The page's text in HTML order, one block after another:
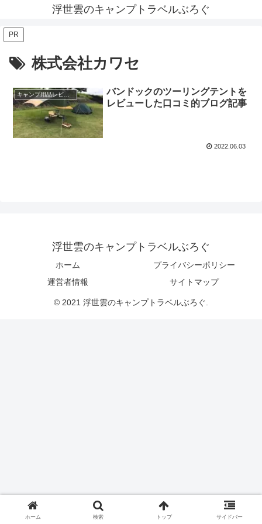
浮世雲のキャンプトラベルぶろぐ
PR
株式会社カワセ
キャンプ用品レビュー
バンドックのツーリングテントを
レビューした口コミ的ブログ記事
2022.06.03
浮世雲のキャンプトラベルぶろぐ
ホーム
プライバシーポリシー
運営者情報
サイトマップ
© 2021 浮世雲のキャンプトラベルぶろぐ.
ホーム 検索 トップ サイドバー